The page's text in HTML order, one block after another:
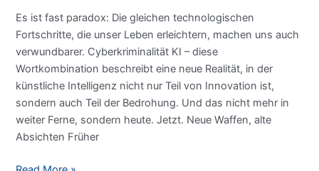
Es ist fast paradox: Die gleichen technologischen
Fortschritte, die unser Leben erleichtern, machen uns auch
verwundbarer. Cyberkriminalität KI – diese
Wortkombination beschreibt eine neue Realität, in der
künstliche Intelligenz nicht nur Teil von Innovation ist,
sondern auch Teil der Bedrohung. Und das nicht mehr in
weiter Ferne, sondern heute. Jetzt. Neue Waffen, alte
Absichten Früher